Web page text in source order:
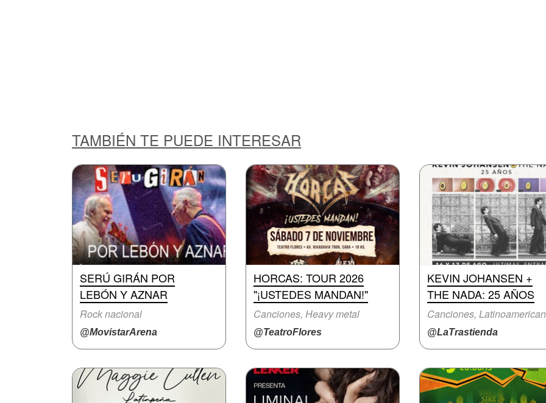
TAMBIÉN TE PUEDE INTERESAR
SERÚ GIRÁN POR
LEBÓN Y AZNAR
Rock nacional
@MovistarArena
HORCAS: TOUR 2026
"¡USTEDES MANDAN!"
Canciones, Heavy metal
@TeatroFlores
KEVIN JOHANSEN +
THE NADA: 25 AÑOS
Canciones,
@LaTrastienda